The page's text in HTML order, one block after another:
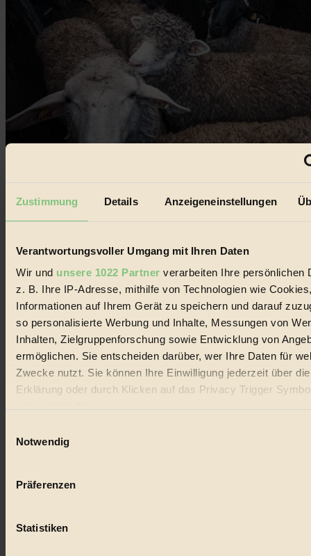
Zustimmung Details Anzeigeneinstellungen
Verantwortungsvoller Umgang mit Ihren Daten
Wir und unsere 1022 Partner verarbeiten Ihre persönlichen
z. B. Ihre IP-Adresse, mithilfe von Technologien wie
Informationen auf Ihrem Gerät zu speichern und darauf
so personalisierte Werbung und Inhalte, Messungen von
Inhalten, Zielgruppenforschung sowie Entwicklung von
ermöglichen. Sie entscheiden darüber, wer Ihre Daten für
Zwecke nutzt. Sie können Ihre Einwilligung jederzeit über
Erklärung oder durch Klicken auf das Privacy Trigger
Wenn Sie es erlauben, würden wir auch gerne:
Ihr Gerät durch aktives Scannen nach bestimmten
Erfahren Sie mehr darüber, wie Ihre persönlichen Daten
Notwendig
Präferenzen
Statistiken
Lammparade
Essen & Trinken
Opferlämmer im Namen des Geschmacks...
BIORAMA #87